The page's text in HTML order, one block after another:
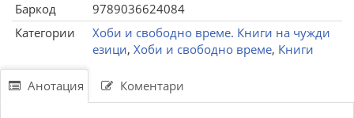
Баркод
9789036624084
Категории
Хоби и свободно време. Книги на чужди
езици, Хоби и свободно време, Книги
Анотация Коментари